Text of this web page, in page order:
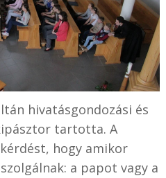
hivatásgondozási és
tartotta. A
hogy amikor
a papot vagy a